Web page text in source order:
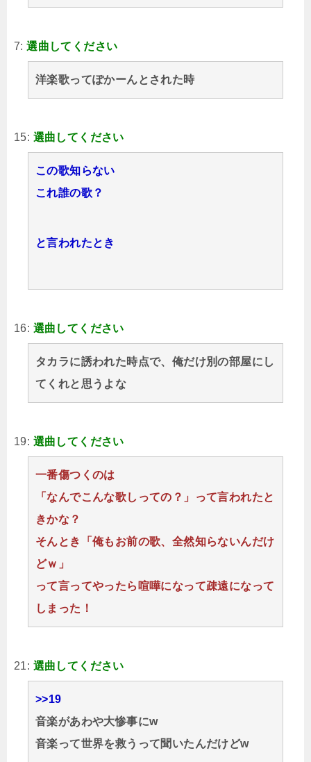
7:選曲してください
洋楽歌ってぽかーんとされた時
15: 選曲してください
この歌知らない
これ誰の歌？
と言われたとき
16: 選曲してください
タカラに誘われた時点で、俺だけ別の部屋にし
てくれと思うよな
19: 選曲してください
一番傷つくのは
「なんでこんな歌しっての？」って言われたと
きかな？
そんとき「俺もお前の歌、全然知らないんだけ
どｗ」
って言ってやったら喧嘩になって疎遠になって
しまった！
21: 選曲してください
>>19
音楽があわや大惨事にw
音楽って世界を救うって聞いたんだけどw